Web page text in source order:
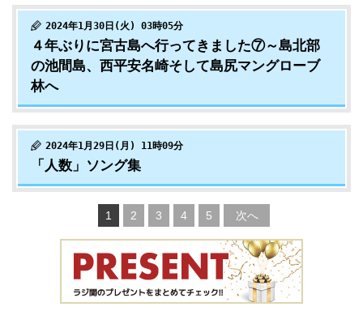
2024年1月30日(火) 03時05分
４年ぶりに宮古島へ行ってきました⑦～島北部
の池間島、西平安名崎そして島尻マングローブ
林へ
2024年1月29日(月) 11時09分
「人数」ソング集
1 2 3 4 5 次へ